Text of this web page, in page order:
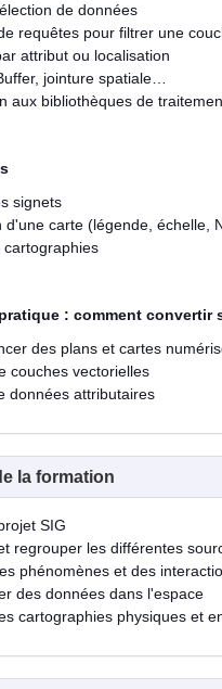
de données
requêtes pour filtrer une
attribut ou localisation
jointure spatiale…
aux bibliothèques de
signets
d'une carte (légende, échelle,
cartographies
: comment
des plans et cartes
couches vectorielles
données attributaires
la formation
SIG
regrouper les différentes
phénomènes et des
des données dans l'espace
cartographies physiques et